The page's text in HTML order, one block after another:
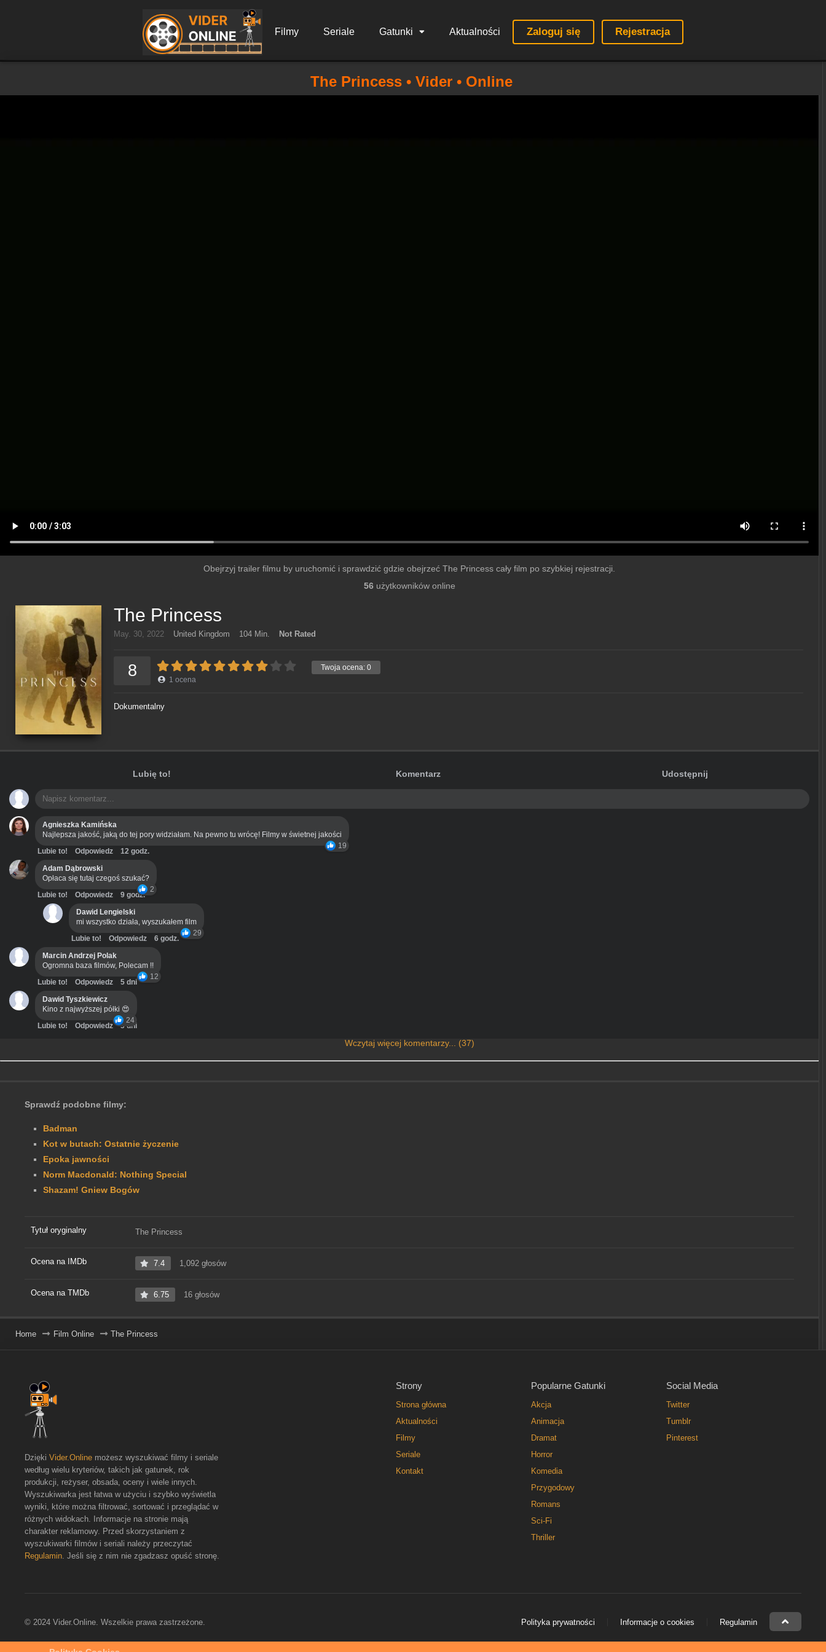
Filmy Seriale Gatunki Aktualności Zaloguj się Rejestracja
The Princess • Vider • Online
Obejrzyj trailer filmu by uruchomić i sprawdzić gdzie obejrzeć The Princess cały film po szybkiej rejestracji.
56użytkowników online
The Princess
May. 30, 2022 United Kingdom 104 Min. Not Rated
Twoja ocena: 0
8 1 ocena
Dokumentalny
Lubię to! Komentarz Udostępnij
Agnieszka Kamińska
Najlepsza jakość, jaką do tej pory widziałam. Na pewno tu wrócę! Filmy w świetnej jakości
19
Lubie to! Odpowiedz
12 godz.
Adam Dąbrowski
Opłaca się tutaj czegoś szukać?
2
Lubie to! Odpowiedz
9 godz.
Dawid Lengielski
mi wszystko działa, wyszukałem film
29
Lubie to! Odpowiedz
6 godz.
Marcin Andrzej Polak
Ogromna baza filmów, Polecam !!
12
Lubie to! Odpowiedz
5 dni
Dawid Tyszkiewicz
Kino z najwyższej półki 😍
24
Lubie to! Odpowiedz 3 dni
Wczytaj więcej komentarzy... (37)
Sprawdź podobne filmy:
Badman
Kot w butach: Ostatnie życzenie
Epoka jawności
Norm Macdonald: Nothing Special
Shazam! Gniew Bogów
Tytuł oryginalny The Princess
Ocena na IMDb 7.4 1,092 głosów
Ocena na TMDb 6.75 16 głosów
Home Film Online The Princess
Strony
Strona główna
Aktualności
Filmy
Seriale
Kontakt
Popularne Gatunki
Akcja
Animacja
Dramat
Horror
Komedia
Przygodowy
Romans
Sci-Fi
Thriller
Social Media
Twitter
Tumblr
Pinterest
Dzięki Vider.Online możesz wyszukiwać filmy i seriale
według wielu kryteriów, takich jak gatunek, rok
produkcji, reżyser, obsada, oceny i wiele innych.
Wyszukiwarka jest łatwa w użyciu i szybko wyświetla
wyniki, które można filtrować, sortować i przeglądać w
różnych widokach. Informacje na stronie mają
charakter reklamowy. Przed skorzystaniem z
wyszukiwarki filmów i seriali należy przeczytać
Regulamin. Jeśli się z nim nie zgadzasz opuść stronę.
© 2024 Vider.Online. Wszelkie prawa zastrzeżone. Polityka prywatności Informacje o cookies Regulamin